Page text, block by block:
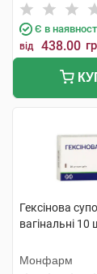
Є в
від 438.00
Гексінова
вагінальні 10
Монфарм